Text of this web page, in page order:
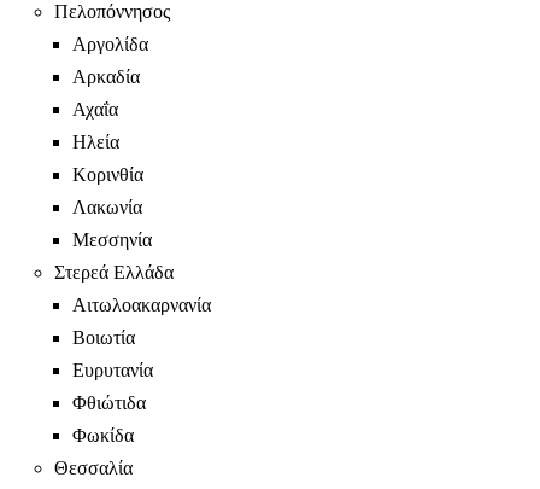
Πελοπόννησος
Αργολίδα
Αρκαδία
Αχαΐα
Ηλεία
Κορινθία
Λακωνία
Μεσσηνία
Στερεά Ελλάδα
Αιτωλοακαρνανία
Βοιωτία
Ευρυτανία
Φθιώτιδα
Φωκίδα
Θεσσαλία